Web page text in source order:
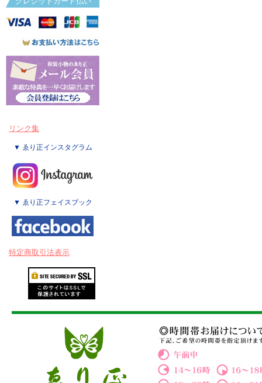
リンク集
▼ ゑり正インスタグラム
▼ ゑり正フェイスブック
特定商取引法表示